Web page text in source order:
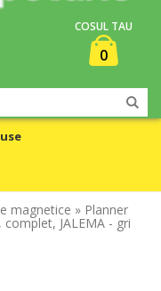
COSUL TAU
0
magnetice » Planner
JALEMA - gri